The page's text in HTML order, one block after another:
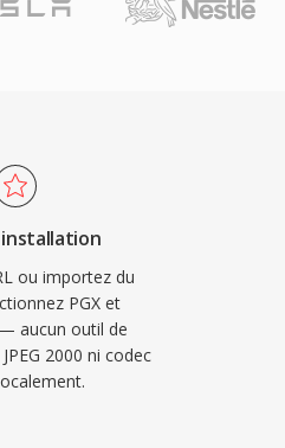
ou importez du
PGX et
aucun outil de
2000 ni codec